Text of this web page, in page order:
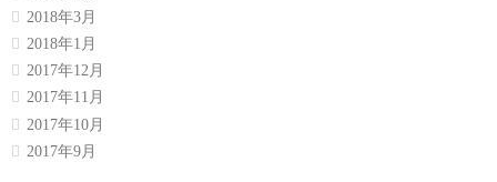
2018年3月
2018年1月
2017年12月
2017年11月
2017年10月
2017年9月